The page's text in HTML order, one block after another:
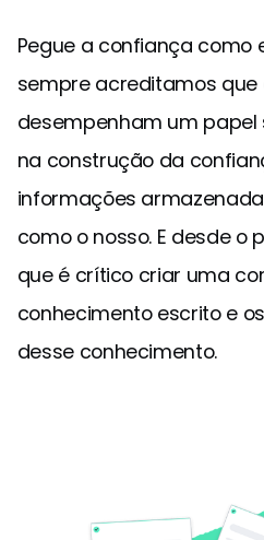
Pegue a confiança como
sempre acreditamos que
desempenham um
na construção da
informações
como o nosso. E desde o
que é crítico criar uma
conhecimento escrito e
desse conhecimento.